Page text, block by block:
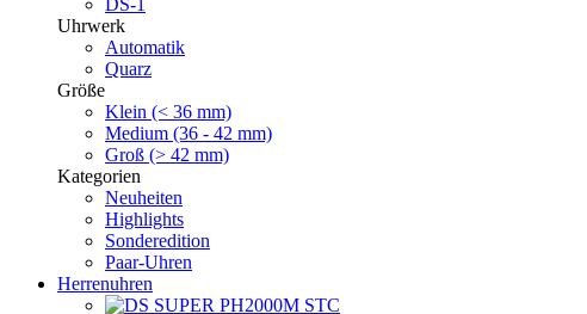
Uhrwerk
Automatik
Quarz
Größe
Klein (< 36 mm)
Medium (36 - 42 mm)
Groß (> 42 mm)
Kategorien
Neuheiten
Highlights
Sonderedition
Paar-Uhren
Herrenuhren